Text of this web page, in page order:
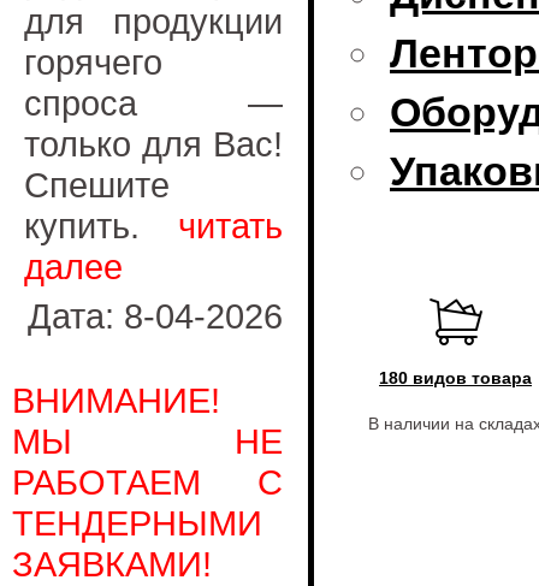
для продукции
горячего
спроса —
только для Вас!
Спешите
купить. читать
далее
Дата: 8-04-2026
ВНИМАНИЕ!
МЫ НЕ
РАБОТАЕМ С
ТЕНДЕРНЫМИ
ЗАЯВКАМИ!
180 видов товара
В наличии на